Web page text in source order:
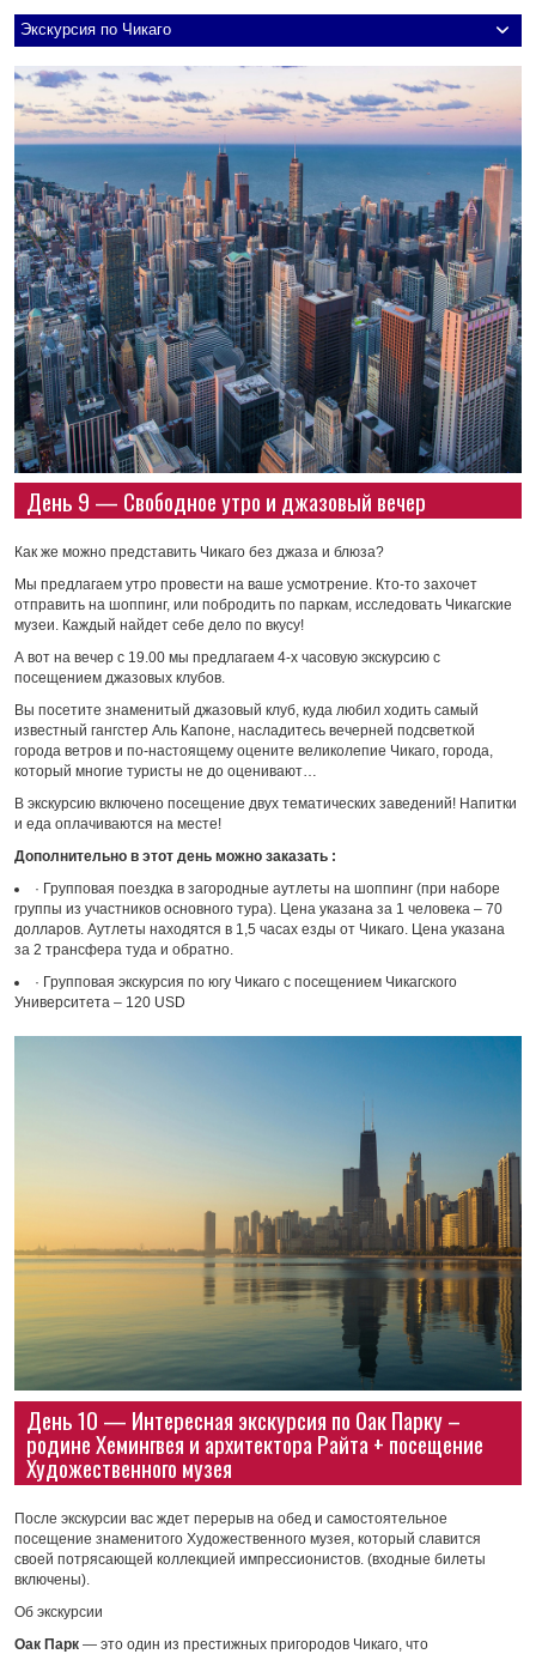
Экскурсия по Чикаго
День 9 — Свободное утро и джазовый вечер
Как же можно представить Чикаго без джаза и блюза?
Мы предлагаем утро провести на ваше усмотрение. Кто-то захочет
отправить на шоппинг, или побродить по паркам, исследовать Чикагские
музеи. Каждый найдет себе дело по вкусу!
А вот на вечер с 19.00 мы предлагаем 4-х часовую экскурсию с
посещением джазовых клубов.
Вы посетите знаменитый джазовый клуб, куда любил ходить самый
известный гангстер Аль Капоне, насладитесь вечерней подсветкой
города ветров и по-настоящему оцените великолепие Чикаго, города,
который многие туристы не до оценивают…
В экскурсию включено посещение двух тематических заведений! Напитки
и еда оплачиваются на месте!
Дополнительно в этот день можно заказать :
· Групповая поездка в загородные аутлеты на шоппинг (при наборе
группы из участников основного тура). Цена указана за 1 человека – 70
долларов. Аутлеты находятся в 1,5 часах езды от Чикаго. Цена указана
за 2 трансфера туда и обратно.
· Групповая экскурсия по югу Чикаго с посещением Чикагского
Университета – 120 USD
День 10 — Интересная экскурсия по Оак Парку –
родине Хемингвея и архитектора Райта + посещение
Художественного музея
После экскурсии вас ждет перерыв на обед и самостоятельное
посещение знаменитого Художественного музея, который славится
своей потрясающей коллекцией импрессионистов. (входные билеты
включены).
Об экскурсии
Оак Парк — это один из престижных пригородов Чикаго, что